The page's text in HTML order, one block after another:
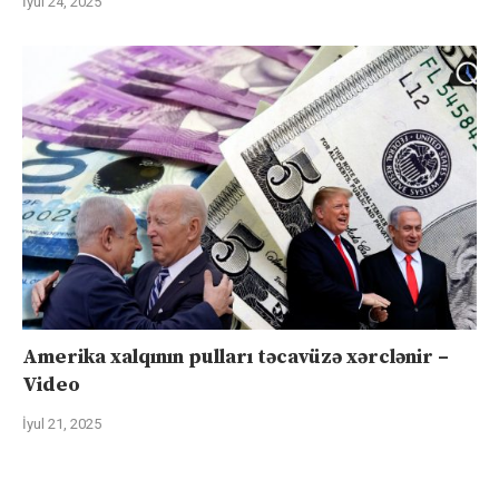
Amerika xalqının pulları təcavüzə xərclənir –
Video
İyul 21, 2025